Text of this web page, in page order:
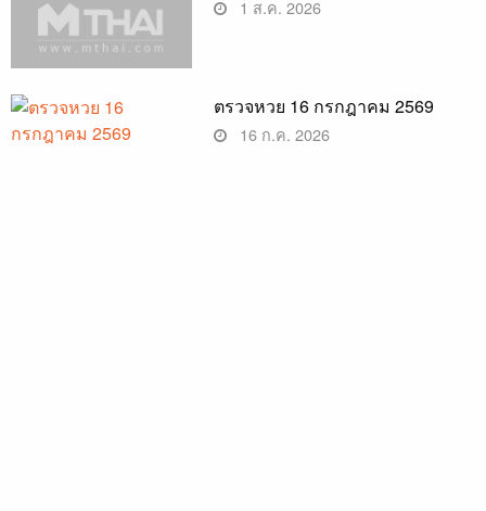
1 ส.ค. 2026
ตรวจหวย 16 กรกฎาคม 2569
16 ก.ค. 2026